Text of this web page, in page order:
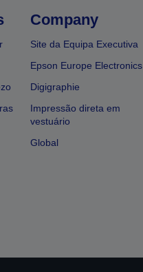
Company
Site da Equipa Executiva
Epson Europe Electronics
Digigraphie
Impressão direta em
vestuário
Global